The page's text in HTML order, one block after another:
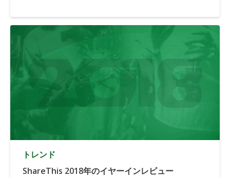
トレンド
ShareThis 2018年のイヤーインレビュー